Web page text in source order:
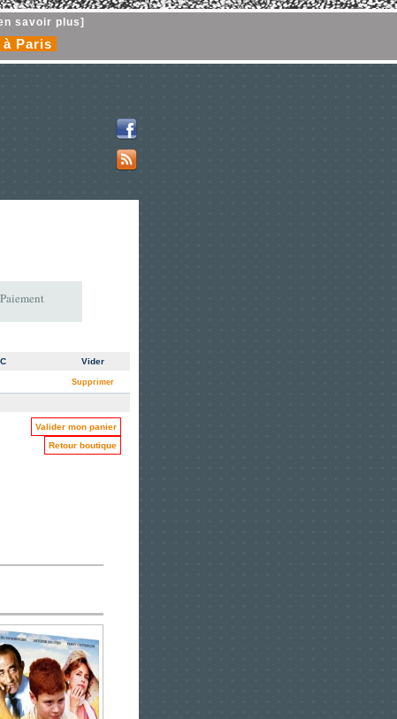
savoir plus]
Paris
Vider
Supprimer
Valider mon panier
Retour boutique